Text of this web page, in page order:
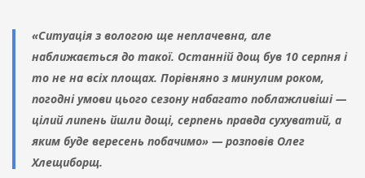
«Ситуація з вологою ще неплачевна, але
наближається до такої. Останній дощ був 10 серпня і
то не на всіх площах. Порівняно з минулим роком,
погодні умови цього сезону набагато поблажливіші —
цілий липень йшли дощі, серпень правда сухуватий, а
яким буде вересень побачимо» — розповів Олег
Хлещиборщ.